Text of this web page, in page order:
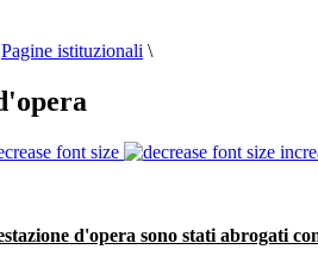
Pagine istituzionali \
font size
d'opera sono stati abrogati